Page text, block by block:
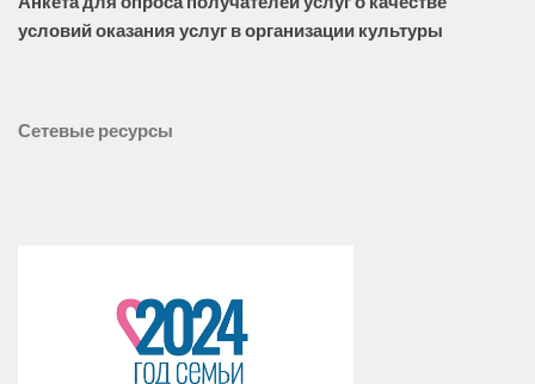
условий оказания услуг в организации культуры
Сетевые ресурсы